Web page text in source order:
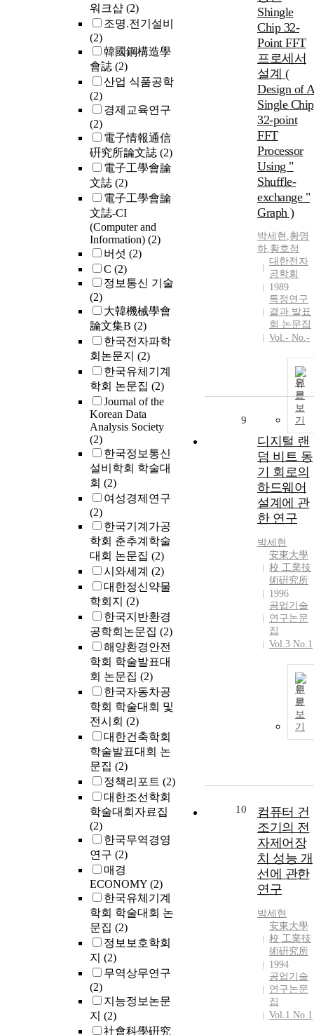
워크샵 (2)
조명.전기설비
(2)
韓國鋼構造學
會誌 (2)
산업 식품공학
(2)
경제교육연구
(2)
電子情報通信
硏究所論文誌 (2)
電子工學會論
文誌 (2)
電子工學會論
文誌-CI
(Computer and
Information) (2)
버섯 (2)
C (2)
정보통신 기술
(2)
大韓機械學會
論文集B (2)
한국전자파학
회논문지 (2)
한국유체기계
학회 논문집 (2)
Journal of the
Korean Data
Analysis Society
(2)
한국정보통신
설비학회 학술대
회 (2)
여성경제연구
(2)
한국기계가공
학회 춘추계학술
대회 논문집 (2)
시와세계 (2)
대한정신약물
학회지 (2)
한국지반환경
공학회논문집 (2)
해양환경안전
학회 학술발표대
회 논문집 (2)
한국자동차공
학회 학술대회 및
전시회 (2)
대한건축학회
학술발표대회 논
문집 (2)
정책리포트 (2)
대한조선학회
학술대회자료집
(2)
한국무역경영
연구 (2)
매경
ECONOMY (2)
한국유체기계
학회 학술대회 논
문집 (2)
정보보호학회
지 (2)
무역상무연구
(2)
지능정보논문
지 (2)
社會科學硏究
Shingle
Chip 32-
Point FFT
프로세서
설계 (
Design of
Single Chip
32-point
FFT
Processor
Using "
Shuffle-
exchange "
Graph )
박세현 ,황명
하,황호정
대한전자
공학회
1989
특정연구
결과 발표
회 논문집
Vol.- No.-
원
문
보
기
9
디지털 랜
덤 비트 동
기 회로의
하드웨어
설계에 관
한 연구
박세현
安東大學
校 工業技
術硏究所
1996
공업기술
연구논문
집
Vol.3 No.1
원
문
보
기
10
컴퓨터 건
조기의 전
자제어장
치 성능 개
선에 관한
연구
박세현
安東大學
校 工業技
術硏究所
1994
공업기술
연구논문
집
Vol.1 No.1